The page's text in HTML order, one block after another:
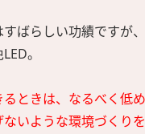
ばらしい功績ですが
。
ときは、なるべく低
いような環境づくり